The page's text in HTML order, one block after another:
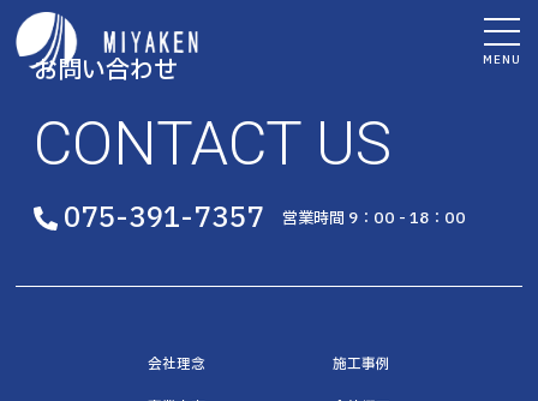
MENU
お問い合わせ
CONTACT US
075-391-7357 営業時間 9：00 - 18：00
会社理念 施工事例